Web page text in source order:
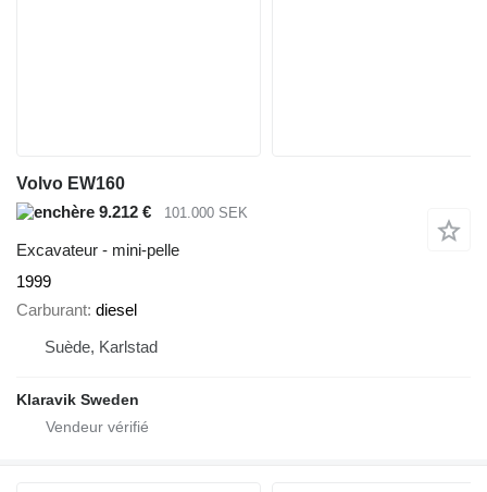
Volvo EW160
9.212 €
101.000 SEK
Excavateur - mini-pelle
1999
Carburant diesel
Suède, Karlstad
Klaravik Sweden